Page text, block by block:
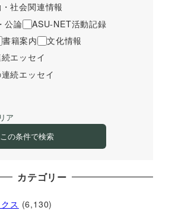
社会関連情報
公論
ASU-NET活動記録
書籍案内
文化情報
エッセイ
続エッセイ
ア
この条件で検索
カテゴリー
ス (6,130)